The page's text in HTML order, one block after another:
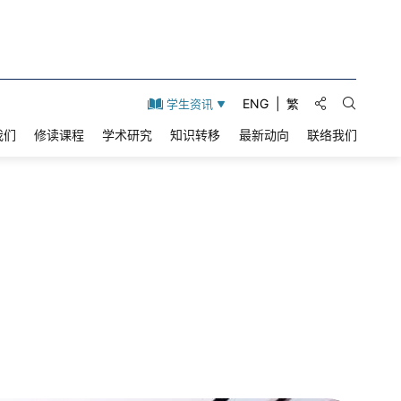
学生资讯 ENG 繁 分享到:
打开搜
们 修读课程 学术研究 知识转移 最新动向 联络我们